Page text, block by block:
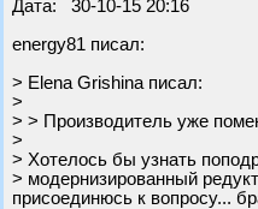
Дата: 30-10-15 20:16
energy81 писал:
> Elena Grishina писал:
>
> > Производитель уже
>
> Хотелось бы узнать
> модернизированный
присоединюсь к вопросу...